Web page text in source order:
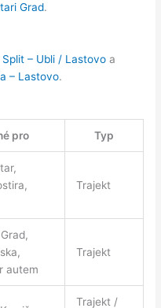
Grad.
Split – Ubli / Lastovo a
– Lastovo.
pro Typ
Trajekt
autem
Trajekt
Trajekt /